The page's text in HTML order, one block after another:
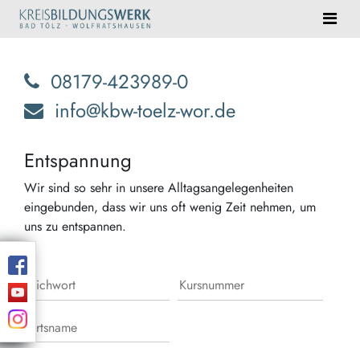
08179-423989-0
info@kbw-toelz-wor.de
Entspannung
Wir sind so sehr in unsere Alltagsangelegenheiten
eingebunden, dass wir uns oft wenig Zeit nehmen, um
uns zu entspannen.